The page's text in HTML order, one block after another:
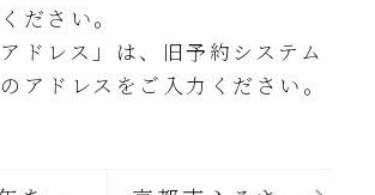
ださい。
ドレス」は、旧予約システム
アドレスをご入力ください。